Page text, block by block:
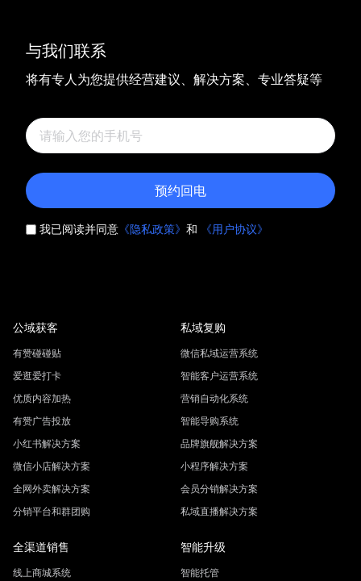
与我们联系
将有专人为您提供经营建议、解决方案、专业答疑等
预约回电
我已阅读并同意 《隐私政策》 和 《用户协议》
公域获客
有赞碰碰贴
爱逛爱打卡
优质内容加热
有赞广告投放
小红书解决方案
微信小店解决方案
全网外卖解决方案
分销平台和群团购
私域复购
微信私域运营系统
智能客户运营系统
营销自动化系统
智能导购系统
品牌旗舰解决方案
小程序解决方案
会员分销解决方案
私域直播解决方案
全渠道销售
线上商城系统
智能升级
智能托管